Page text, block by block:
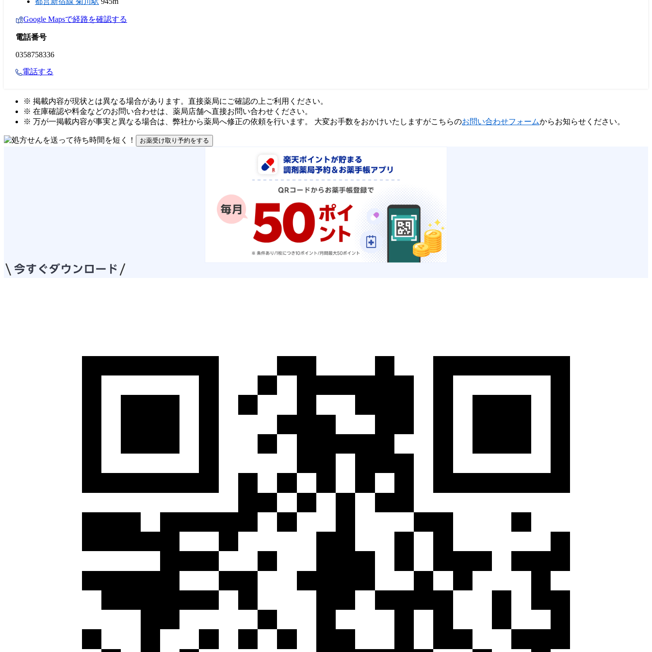
Google Mapsで経路を確認する
電話番号
0358758336
電話する
※ 掲載内容が現状とは異なる場合があります。直接薬局にご確認の上ご利用ください。
※ 在庫確認や料金などのお問い合わせは、薬局店舗へ直接お問い合わせください。
※ 万が一掲載内容が事実と異なる場合は、弊社から薬局へ修正の依頼を行います。 大変お手数をおかけいたしますがこちらのお問い合わせフォームからお知らせください。
お薬受け取り予約をする